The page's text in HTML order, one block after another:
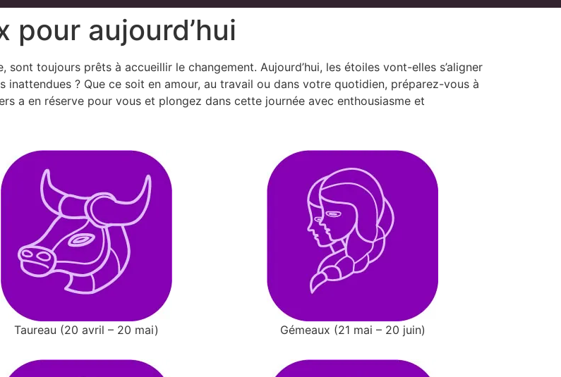
pour aujourd’hui
toujours prêts à accueillir le changement. Aujourd’hui, les étoiles vont-elles s’aligner
? Que ce soit en amour, au travail ou dans votre quotidien, préparez-vous à
a en réserve pour vous et plongez dans cette journée avec enthousiasme et
Taureau (20 avril – 20 mai) Gémeaux (21 mai – 20 juin)